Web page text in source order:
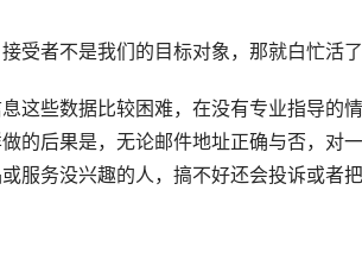
受者不是我们的目标对象，那就白忙活了
这些数据比较困难，在没有专业指导的
的后果是，无论邮件地址正确与否，对
服务没兴趣的人，搞不好还会投诉或者把